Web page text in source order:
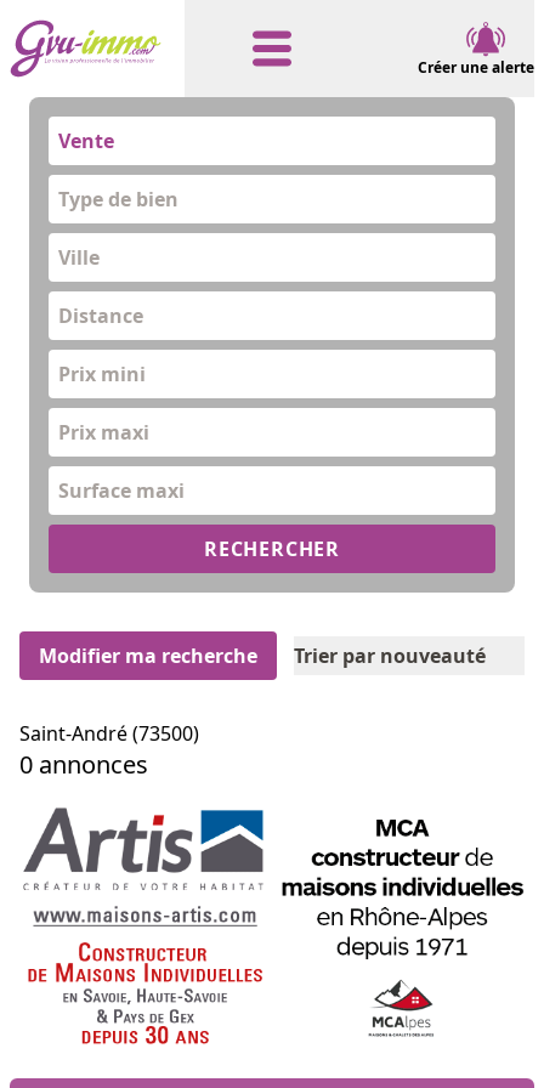
Créer une alerte
Vente
Type de bien
Distance
Prix mini
Prix maxi
Surface maxi
RECHERCHER
Modifier ma recherche Trier par nouveauté
Saint-André (73500)
0 annonces